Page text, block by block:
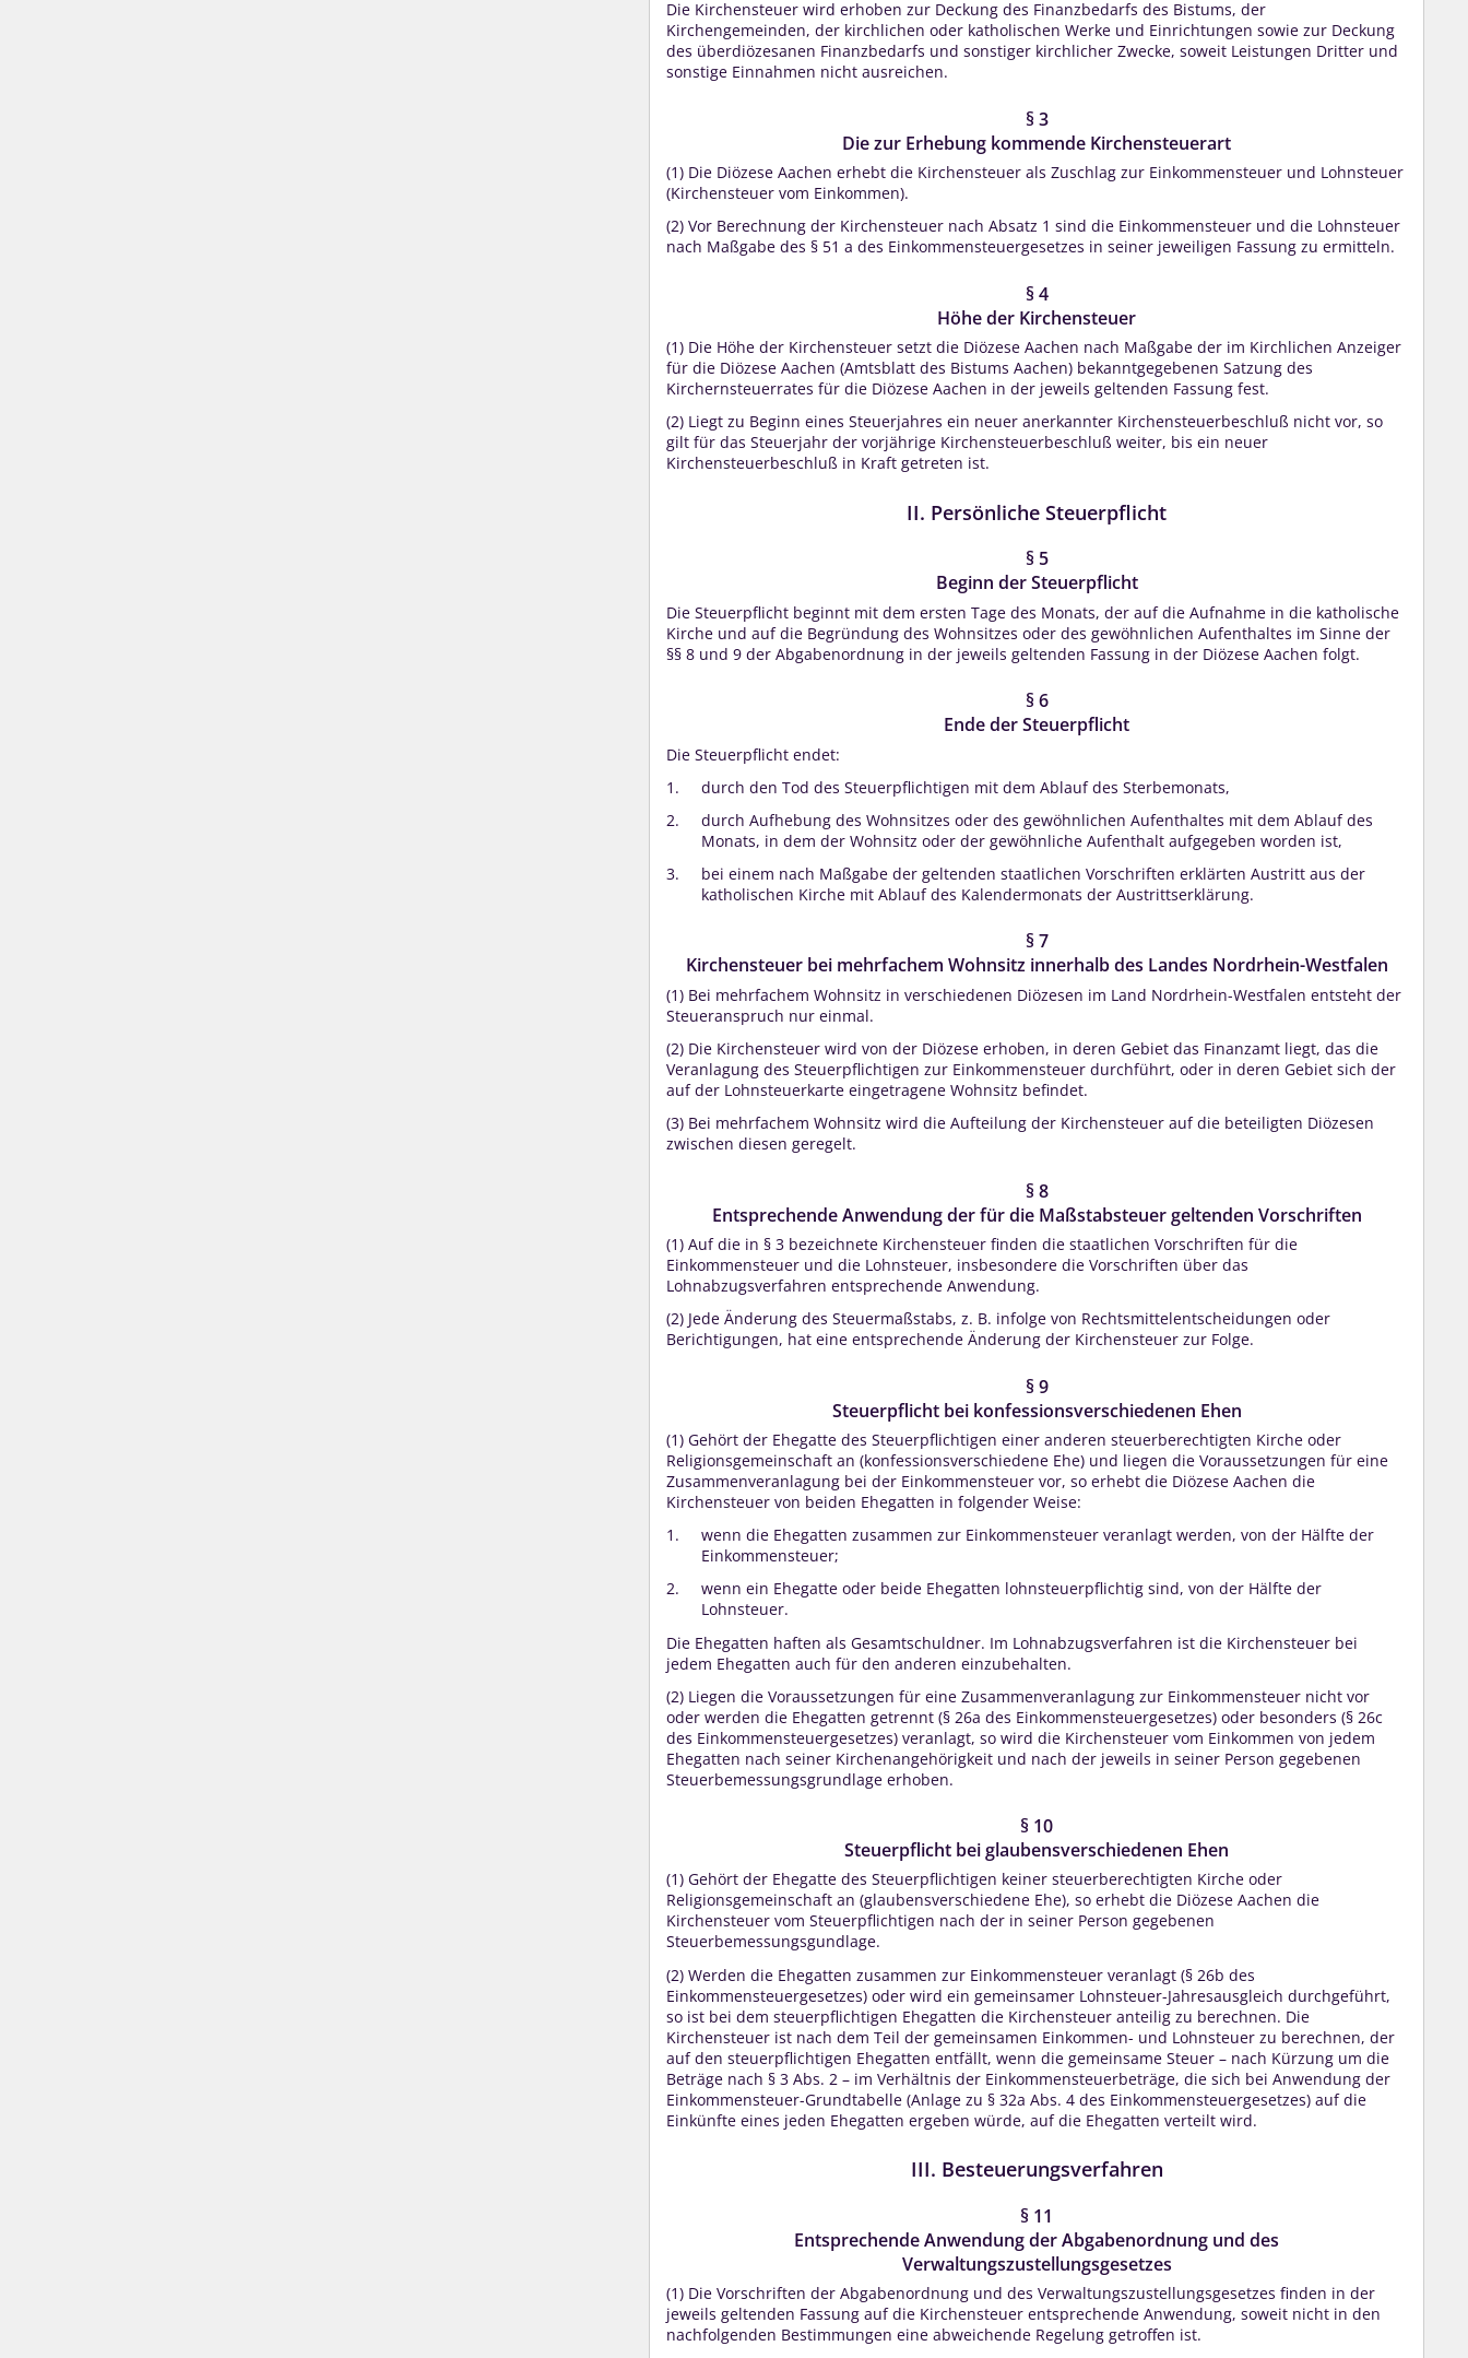
Die Kirchensteuer wird erhoben zur Deckung des Finanzbedarfs des Bistums, der
Kirchengemeinden, der kirchlichen oder katholischen Werke und Einrichtungen sowie zur Deckung
des überdiözesanen Finanzbedarfs und sonstiger kirchlicher Zwecke, soweit Leistungen Dritter und
sonstige Einnahmen nicht ausreichen.
§ 3
Die zur Erhebung kommende Kirchensteuerart
(1) Die Diözese Aachen erhebt die Kirchensteuer als Zuschlag zur Einkommensteuer und Lohnsteuer
(Kirchensteuer vom Einkommen).
(2) Vor Berechnung der Kirchensteuer nach Absatz 1 sind die Einkommensteuer und die Lohnsteuer
nach Maßgabe des § 51 a des Einkommensteuergesetzes in seiner jeweiligen Fassung zu ermitteln.
§ 4
Höhe der Kirchensteuer
(1) Die Höhe der Kirchensteuer setzt die Diözese Aachen nach Maßgabe der im Kirchlichen Anzeiger
für die Diözese Aachen (Amtsblatt des Bistums Aachen) bekanntgegebenen Satzung des
Kirchernsteuerrates für die Diözese Aachen in der jeweils geltenden Fassung fest.
(2) Liegt zu Beginn eines Steuerjahres ein neuer anerkannter Kirchensteuerbeschluß nicht vor, so
gilt für das Steuerjahr der vorjährige Kirchensteuerbeschluß weiter, bis ein neuer
Kirchensteuerbeschluß in Kraft getreten ist.
II. Persönliche Steuerpflicht
§ 5
Beginn der Steuerpflicht
Die Steuerpflicht beginnt mit dem ersten Tage des Monats, der auf die Aufnahme in die katholische
Kirche und auf die Begründung des Wohnsitzes oder des gewöhnlichen Aufenthaltes im Sinne der
§§ 8 und 9 der Abgabenordnung in der jeweils geltenden Fassung in der Diözese Aachen folgt.
§ 6
Ende der Steuerpflicht
Die Steuerpflicht endet:
durch den Tod des Steuerpflichtigen mit dem Ablauf des Sterbemonats,
durch Aufhebung des Wohnsitzes oder des gewöhnlichen Aufenthaltes mit dem Ablauf des
Monats, in dem der Wohnsitz oder der gewöhnliche Aufenthalt aufgegeben worden ist,
bei einem nach Maßgabe der geltenden staatlichen Vorschriften erklärten Austritt aus der
katholischen Kirche mit Ablauf des Kalendermonats der Austrittserklärung.
§ 7
Kirchensteuer bei mehrfachem Wohnsitz innerhalb des Landes Nordrhein-Westfalen
(1) Bei mehrfachem Wohnsitz in verschiedenen Diözesen im Land Nordrhein-Westfalen entsteht der
Steueranspruch nur einmal.
(2) Die Kirchensteuer wird von der Diözese erhoben, in deren Gebiet das Finanzamt liegt, das die
Veranlagung des Steuerpflichtigen zur Einkommensteuer durchführt, oder in deren Gebiet sich der
auf der Lohnsteuerkarte eingetragene Wohnsitz befindet.
(3) Bei mehrfachem Wohnsitz wird die Aufteilung der Kirchensteuer auf die beteiligten Diözesen
zwischen diesen geregelt.
§ 8
Entsprechende Anwendung der für die Maßstabsteuer geltenden Vorschriften
(1) Auf die in § 3 bezeichnete Kirchensteuer finden die staatlichen Vorschriften für die
Einkommensteuer und die Lohnsteuer, insbesondere die Vorschriften über das
Lohnabzugsverfahren entsprechende Anwendung.
(2) Jede Änderung des Steuermaßstabs, z. B. infolge von Rechtsmittelentscheidungen oder
Berichtigungen, hat eine entsprechende Änderung der Kirchensteuer zur Folge.
§ 9
Steuerpflicht bei konfessionsverschiedenen Ehen
(1) Gehört der Ehegatte des Steuerpflichtigen einer anderen steuerberechtigten Kirche oder
Religionsgemeinschaft an (konfessionsverschiedene Ehe) und liegen die Voraussetzungen für eine
Zusammenveranlagung bei der Einkommensteuer vor, so erhebt die Diözese Aachen die
Kirchensteuer von beiden Ehegatten in folgender Weise:
wenn die Ehegatten zusammen zur Einkommensteuer veranlagt werden, von der Hälfte der
Einkommensteuer;
wenn ein Ehegatte oder beide Ehegatten lohnsteuerpflichtig sind, von der Hälfte der
Lohnsteuer.
Die Ehegatten haften als Gesamtschuldner. Im Lohnabzugsverfahren ist die Kirchensteuer bei
jedem Ehegatten auch für den anderen einzubehalten.
(2) Liegen die Voraussetzungen für eine Zusammenveranlagung zur Einkommensteuer nicht vor
oder werden die Ehegatten getrennt (§ 26a des Einkommensteuergesetzes) oder besonders (§ 26c
des Einkommensteuergesetzes) veranlagt, so wird die Kirchensteuer vom Einkommen von jedem
Ehegatten nach seiner Kirchenangehörigkeit und nach der jeweils in seiner Person gegebenen
Steuerbemessungsgrundlage erhoben.
§ 10
Steuerpflicht bei glaubensverschiedenen Ehen
(1) Gehört der Ehegatte des Steuerpflichtigen keiner steuerberechtigten Kirche oder
Religionsgemeinschaft an (glaubensverschiedene Ehe), so erhebt die Diözese Aachen die
Kirchensteuer vom Steuerpflichtigen nach der in seiner Person gegebenen
Steuerbemessungsgundlage.
(2) Werden die Ehegatten zusammen zur Einkommensteuer veranlagt (§ 26b des
Einkommensteuergesetzes) oder wird ein gemeinsamer Lohnsteuer-Jahresausgleich durchgeführt,
so ist bei dem steuerpflichtigen Ehegatten die Kirchensteuer anteilig zu berechnen. Die
Kirchensteuer ist nach dem Teil der gemeinsamen Einkommen- und Lohnsteuer zu berechnen, der
auf den steuerpflichtigen Ehegatten entfällt, wenn die gemeinsame Steuer – nach Kürzung um die
Beträge nach § 3 Abs. 2 – im Verhältnis der Einkommensteuerbeträge, die sich bei Anwendung der
Einkommensteuer-Grundtabelle (Anlage zu § 32a Abs. 4 des Einkommensteuergesetzes) auf die
Einkünfte eines jeden Ehegatten ergeben würde, auf die Ehegatten verteilt wird.
III. Besteuerungsverfahren
§ 11
Entsprechende Anwendung der Abgabenordnung und des
Verwaltungszustellungsgesetzes
(1) Die Vorschriften der Abgabenordnung und des Verwaltungszustellungsgesetzes finden in der
jeweils geltenden Fassung auf die Kirchensteuer entsprechende Anwendung, soweit nicht in den
nachfolgenden Bestimmungen eine abweichende Regelung getroffen ist.